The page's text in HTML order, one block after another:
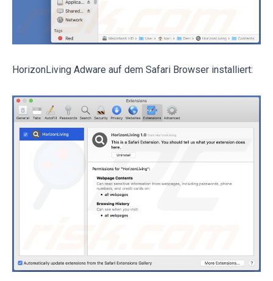
HorizonLiving Adware auf dem Safari Browser installiert: